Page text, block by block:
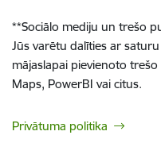
**Sociālo mediju un trešo
Jūs varētu dalīties ar
mājaslapai pievienoto
Maps, PowerBI vai citus.
Privātuma politika